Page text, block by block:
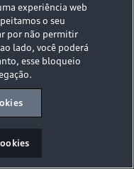
é a vida.
experiência web
o seu
por não permitir
lado, você poderá
esse bloqueio